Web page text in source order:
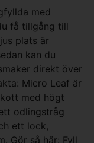
med
få tillgång till
plats är
kan du
direkt över
Micro Leaf är
med högt
odlingstråg
ett lock,
Gör så här: Fyll